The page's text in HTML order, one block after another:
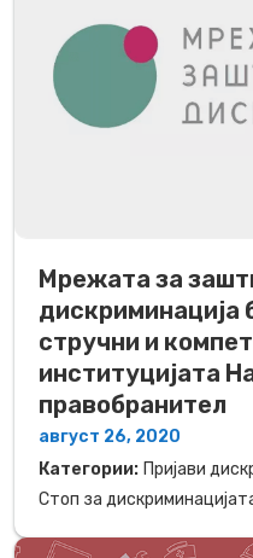
Мрежата за
дискриминација
стручни и
институцијата
правобранител
август 26, 2020
Категории: Пријави
Стоп за